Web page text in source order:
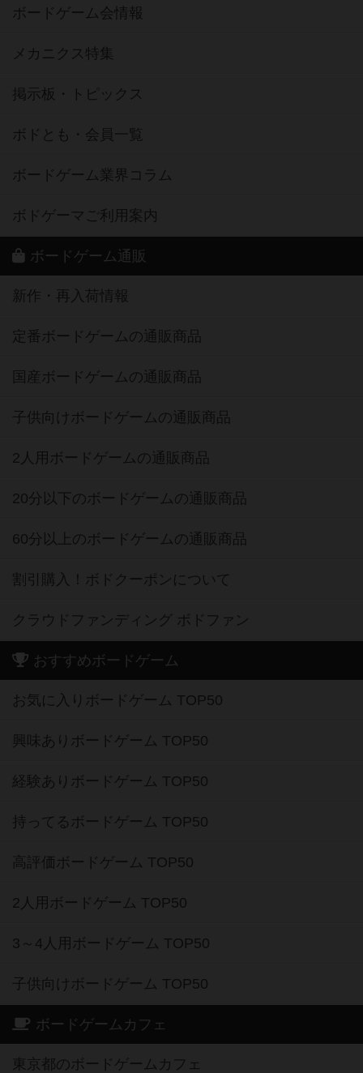
ボードゲーム会情報
メカニクス特集
掲示板・トピックス
ボドとも・会員一覧
ボードゲーム業界コラム
ボドゲーマご利用案内
ボードゲーム通販
新作・再入荷情報
定番ボードゲームの通販商品
国産ボードゲームの通販商品
子供向けボードゲームの通販商品
2人用ボードゲームの通販商品
20分以下のボードゲームの通販商品
60分以上のボードゲームの通販商品
割引購入！ボドクーポンについて
クラウドファンディング ボドファン
おすすめボードゲーム
お気に入りボードゲーム TOP50
興味ありボードゲーム TOP50
経験ありボードゲーム TOP50
持ってるボードゲーム TOP50
高評価ボードゲーム TOP50
2人用ボードゲーム TOP50
3～4人用ボードゲーム TOP50
子供向けボードゲーム TOP50
ボードゲームカフェ
東京都のボードゲームカフェ